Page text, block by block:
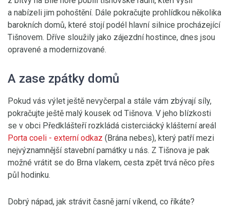
a nabízeli jim pohoštění. Dále pokračujte prohlídkou několika
barokních domů, které stojí podél hlavní silnice procházející
Tišnovem. Dříve sloužily jako zájezdní hostince, dnes jsou
opravené a modernizované.
A zase zpátky domů
Pokud vás výlet ještě nevyčerpal a stále vám zbývají síly,
pokračujte ještě malý kousek od Tišnova. V jeho blízkosti
se v obci Předklášteří rozkládá cisterciácký klášterní areál
Porta coeli - externí odkaz (Brána nebes), který patří mezi
nejvýznamnější stavební památky u nás. Z Tišnova je pak
možné vrátit se do Brna vlakem, cesta zpět trvá něco přes
půl hodinku.
Dobrý nápad, jak strávit časně jarní víkend, co říkáte?